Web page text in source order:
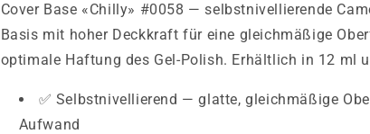
Cover Base «Chilly» #0058 — selbstnivellierende
Basis mit hoher Deckkraft für eine gleichmäßige
optimale Haftung des Gel-Polish. Erhältlich in 12 ml
✅ Selbstnivellierend — glatte, gleichmäßige
Aufwand